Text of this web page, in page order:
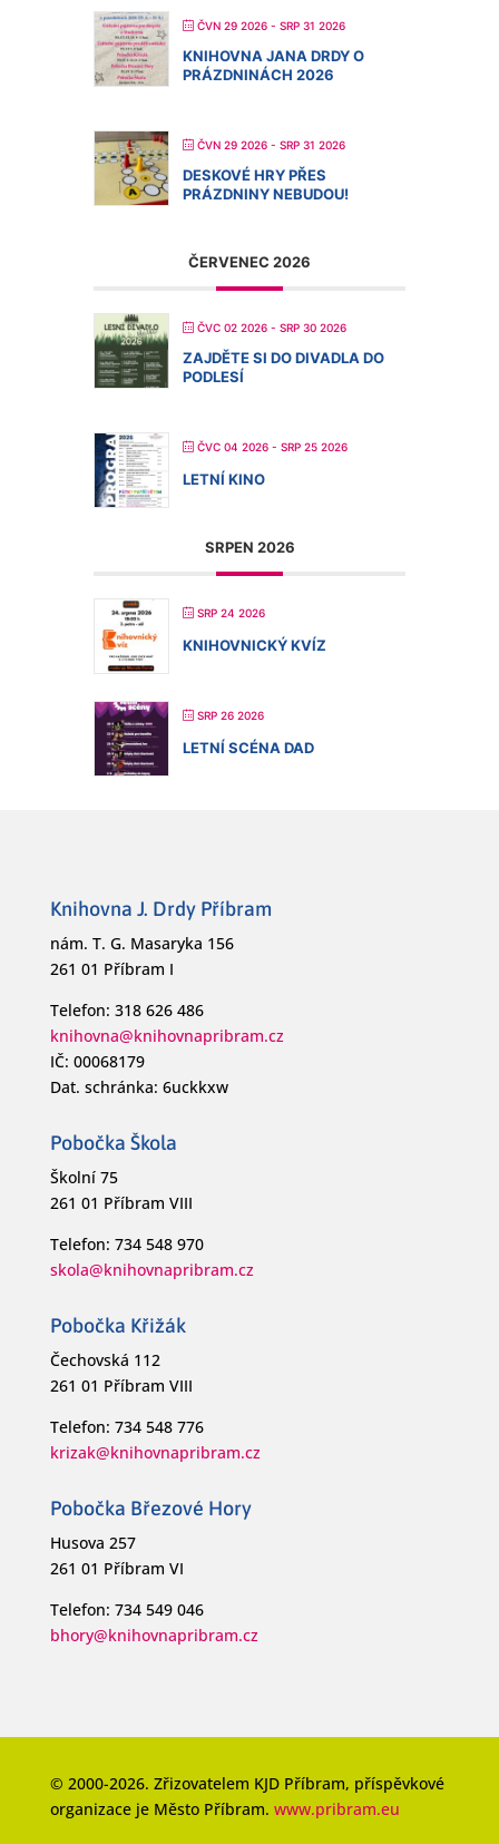
ČVN 29 2026 - SRP 31 2026
KNIHOVNA JANA DRDY O
PRÁZDNINÁCH 2026
ČVN 29 2026 - SRP 31 2026
DESKOVÉ HRY PŘES
PRÁZDNINY NEBUDOU!
ČERVENEC 2026
ČVC 02 2026 - SRP 30 2026
ZAJDĚTE SI DO DIVADLA DO
PODLESÍ
ČVC 04 2026 - SRP 25 2026
LETNÍ KINO
SRPEN 2026
SRP 24 2026
KNIHOVNICKÝ KVÍZ
SRP 26 2026
LETNÍ SCÉNA DAD
Knihovna J. Drdy Příbram
nám. T. G. Masaryka 156
261 01 Příbram I
Telefon: 318 626 486
knihovna@knihovnapribram.cz
IČ: 00068179
Dat. schránka: 6uckkxw
Pobočka Škola
Školní 75
261 01 Příbram VIII
Telefon: 734 548 970
skola@knihovnapribram.cz
Pobočka Křižák
Čechovská 112
261 01 Příbram VIII
Telefon: 734 548 776
krizak@knihovnapribram.cz
Pobočka Březové Hory
Husova 257
261 01 Příbram VI
Telefon: 734 549 046
bhory@knihovnapribram.cz
© 2000-2026. Zřizovatelem KJD Příbram, příspěvkové
organizace je Město Příbram. www.pribram.eu